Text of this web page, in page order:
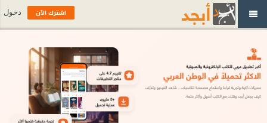
اشترك الآن دخول